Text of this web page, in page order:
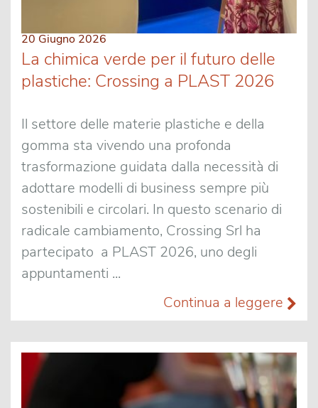
20 Giugno 2026
La chimica verde per il futuro delle
plastiche: Crossing a PLAST 2026
Il settore delle materie plastiche e della
gomma sta vivendo una profonda
trasformazione guidata dalla necessità di
adottare modelli di business sempre più
sostenibili e circolari. In questo scenario di
radicale cambiamento, Crossing Srl ha
partecipato a PLAST 2026, uno degli
appuntamenti ...
Continua a leggere